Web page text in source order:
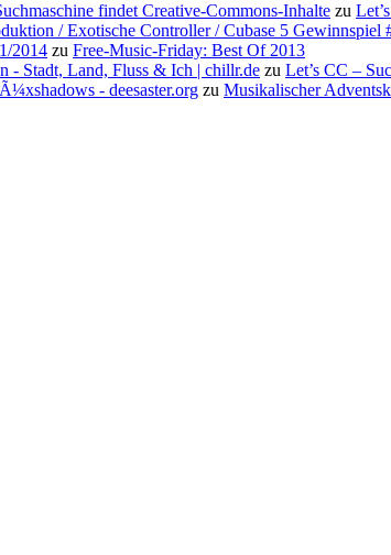
findet Creative-Commons-Inhalte zu
/ Exotische Controller / Cubase 5 Gewinnspiel
2014 zu Free-Music-Friday: Best Of 2013
- Stadt, Land, Fluss & Ich | chillr.de zu Let’s CC –
- deesaster.org zu Musikalischer